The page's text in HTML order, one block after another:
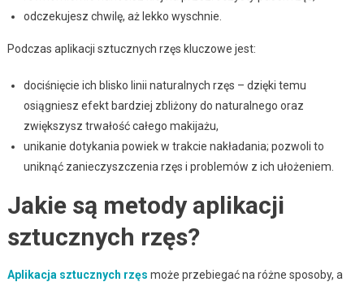
odczekujesz chwilę, aż lekko wyschnie.
Podczas aplikacji sztucznych rzęs kluczowe jest:
dociśnięcie ich blisko linii naturalnych rzęs – dzięki temu
osiągniesz efekt bardziej zbliżony do naturalnego oraz
zwiększysz trwałość całego makijażu,
unikanie dotykania powiek w trakcie nakładania; pozwoli to
uniknąć zanieczyszczenia rzęs i problemów z ich ułożeniem.
Jakie są metody aplikacji
sztucznych rzęs?
Aplikacja sztucznych rzęs może przebiegać na różne sposoby, a